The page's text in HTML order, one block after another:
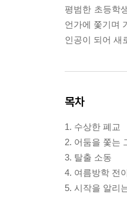
평범한 초등학
언가에 쫓기며
인공이 되어 새
목차
1. 수상한 폐교
2. 어둠을 쫓는
3. 탈출 소동
4. 여름방학 전
5. 시작을 알리